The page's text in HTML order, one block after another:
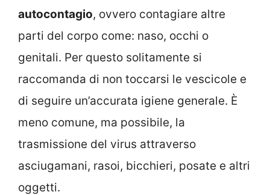
autocontagio, ovvero contagiare altre
parti del corpo come: naso, occhi o
genitali. Per questo solitamente si
raccomanda di non toccarsi le vescicole e
di seguire un’accurata igiene generale. È
meno comune, ma possibile, la
trasmissione del virus attraverso
asciugamani, rasoi, bicchieri, posate e altri
oggetti.